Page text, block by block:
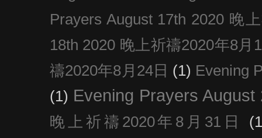
Prayers August 17th 2020 晚
18th 2020 晚上祈禱2020年8月
禱2020年8月24日 (1) Evening
(1) Evening Prayers August
晚上祈禱2020年8月31日